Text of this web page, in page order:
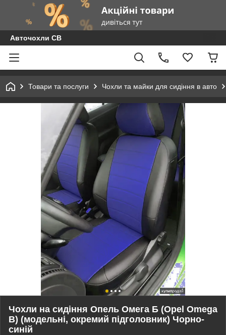
Авточохли СВ
Товари та послуги Чохли та майки для сидіння в авто
Чохли на сидіння Опель Омега Б (Opel Omega
B) (модельні, окремий підголовник) Чорно-
синій